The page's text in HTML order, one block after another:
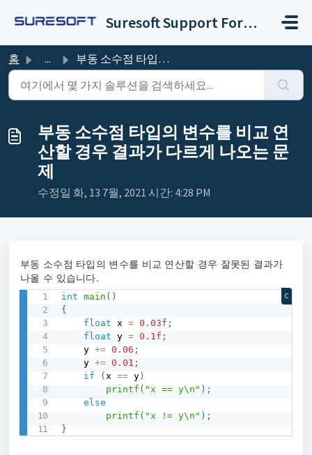
Suresoft Support Forum
홈 ... 부동 소수점 타입의 변수를 비교 연산할 경우 결과가 다르게 나오는 문제
부동 소수점 타입의 변수를 비교 연
산할 경우 결과가 다르게 나오는 문
제
수정일 화, 13 7월, 2021 시간: 4:28 PM
부동 소수점 타입의 변수를 비교 연산할 경우 잘못된 결과가
나올 수 있습니다.
int main ( )
{
float x = 0.03f ;
float y = 0.1f ;
    y
+= 0.06 ;
    y
+= 0.01 ;
if
( x == y)
printf ( "x == y\n" ) ;
else
printf ( "x != y\n" ) ;
}
C